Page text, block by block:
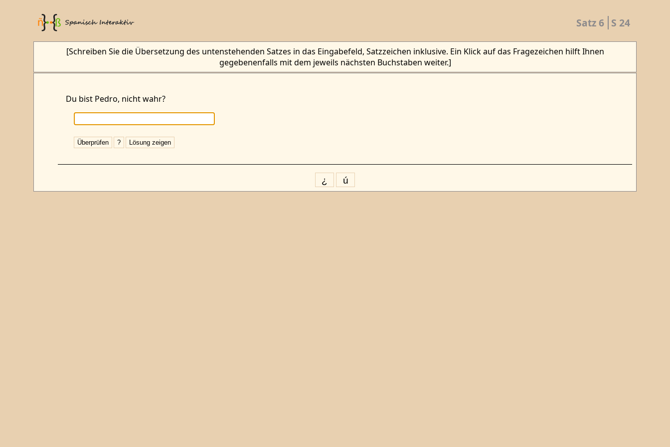
Satz 6 S 24
[Schreiben Sie die Übersetzung des untenstehenden Satzes in das Eingabefeld, Satzzeichen inklusive. Ein Klick auf das Fragezeichen hilft Ihnen
gegebenenfalls mit dem jeweils nächsten Buchstaben weiter.]
Du bist Pedro, nicht wahr?
Überprüfen ? Lösung zeigen
¿ ú